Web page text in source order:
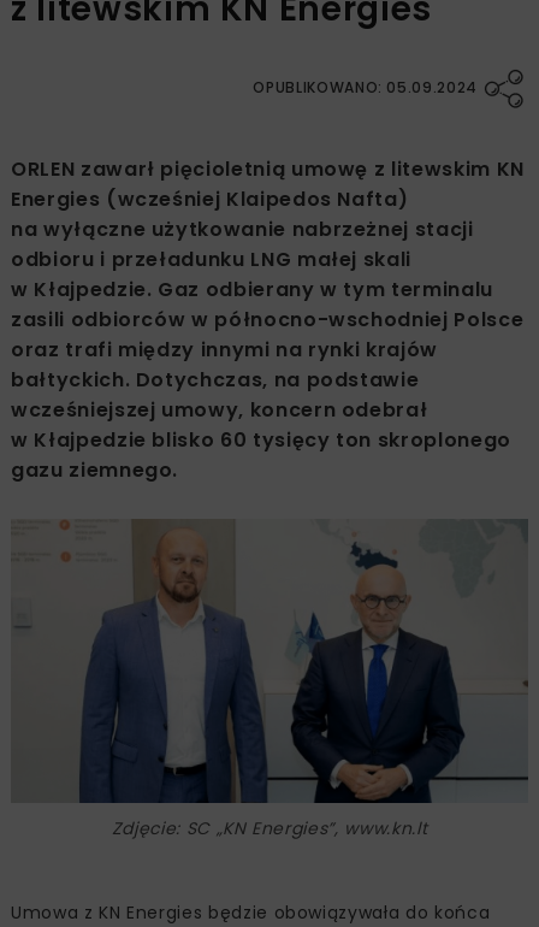
z litewskim KN Energies
OPUBLIKOWANO: 05.09.2024
ORLEN zawarł pięcioletnią umowę z litewskim KN
Energies (wcześniej Klaipedos Nafta)
na wyłączne użytkowanie nabrzeżnej stacji
odbioru i przeładunku LNG małej skali
w Kłajpedzie. Gaz odbierany w tym terminalu
zasili odbiorców w północno-wschodniej Polsce
oraz trafi między innymi na rynki krajów
bałtyckich. Dotychczas, na podstawie
wcześniejszej umowy, koncern odebrał
w Kłajpedzie blisko 60 tysięcy ton skroplonego
gazu ziemnego.
Zdjęcie: SC „KN Energies”, www.kn.lt
Umowa z KN Energies będzie obowiązywała do końca